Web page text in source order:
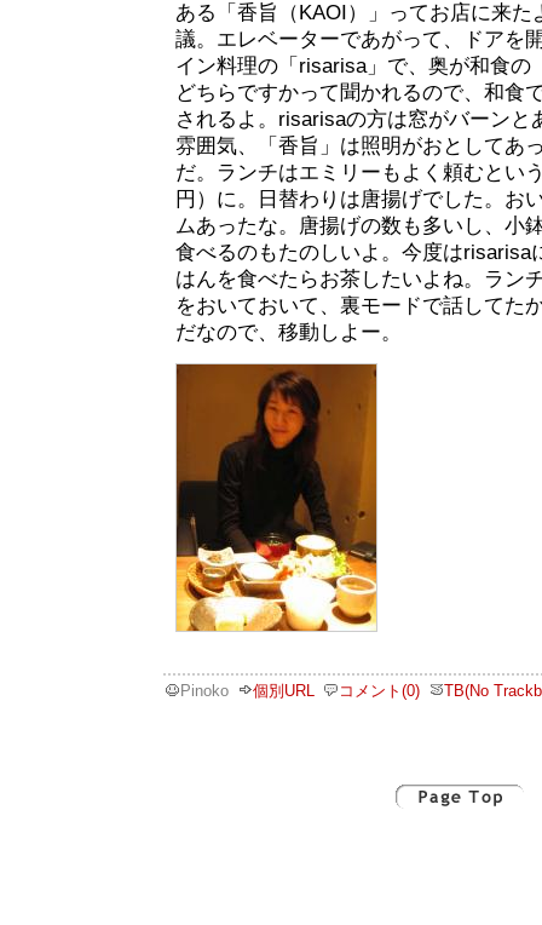
ある「香旨（KAOI）」ってお店に来
議。エレベーターであがって、ドアを
イン料理の「risarisa」で、奥が和食の
どちらですかって聞かれるので、和食
されるよ。risarisaの方は窓がバーンと
雰囲気、「香旨」は照明がおとしてあ
だ。ランチはエミリーもよく頼むとい
円）に。日替わりは唐揚げでした。お
ムあったな。唐揚げの数も多いし、小
食べるのもたのしいよ。今度はrisarisa
はんを食べたらお茶したいよね。ラン
をおいておいて、裏モードで話してた
だなので、移動しよー。
Pinoko 個別URL コメント(0) TB(No